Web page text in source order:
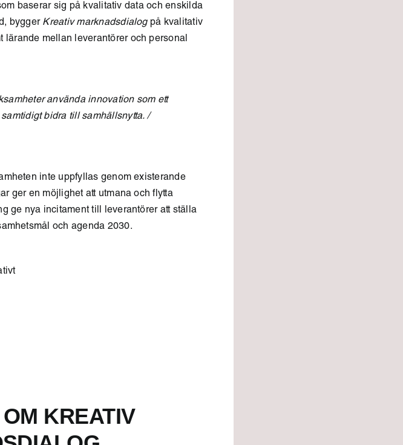
baserar sig på kvalitativ data och enskilda
bygger Kreativ marknadsdialogpå kvalitativ
lärande mellan leverantörer och personal
använda innovation som ett
bidra till samhällsnytta. /
inte uppfyllas genom existerande
ger en möjlighet att utmana och flytta
ge nya incitament till leverantörer att ställa
och agenda 2030.
KREATIV